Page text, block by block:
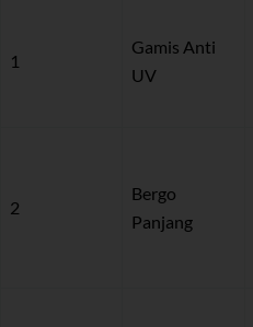
1
Gamis Anti
UV
2
Bergo
Panjang